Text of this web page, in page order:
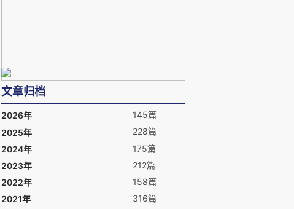
文章归档
2026年
145篇
2025年
228篇
2024年
175篇
2023年
212篇
2022年
158篇
2021年
316篇